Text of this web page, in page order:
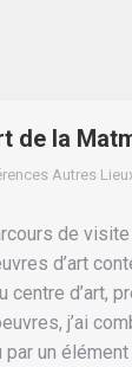
de la
Autres
de
d’art
centre d’art,
j’ai
par un